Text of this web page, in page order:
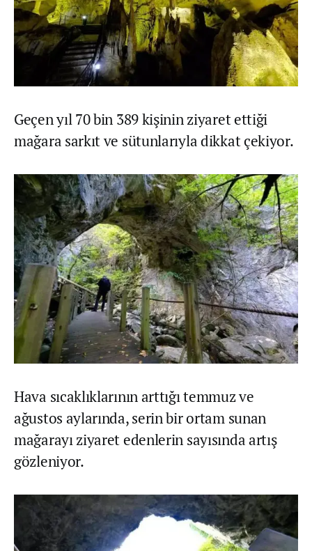
Geçen yıl 70 bin 389 kişinin ziyaret ettiği
mağara sarkıt ve sütunlarıyla dikkat çekiyor.
Hava sıcaklıklarının arttığı temmuz ve
ağustos aylarında, serin bir ortam sunan
mağarayı ziyaret edenlerin sayısında artış
gözleniyor.